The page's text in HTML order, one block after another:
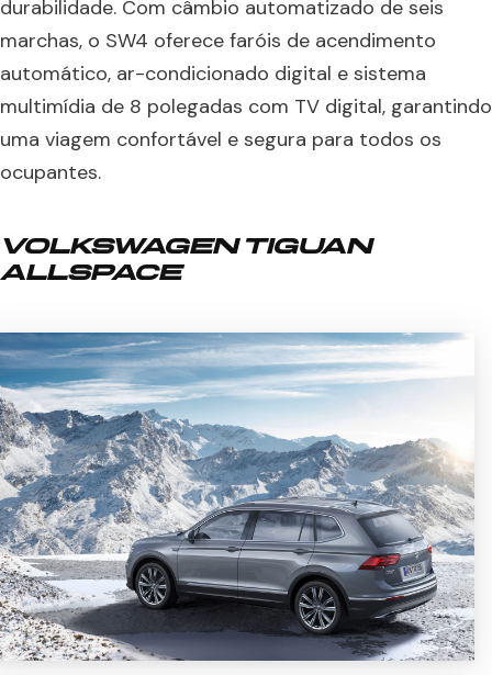
durabilidade. Com câmbio automatizado de seis
marchas, o SW4 oferece faróis de acendimento
automático, ar-condicionado digital e sistema
multimídia de 8 polegadas com TV digital, garantindo
uma viagem confortável e segura para todos os
ocupantes.
VOLKSWAGEN TIGUAN
ALLSPACE